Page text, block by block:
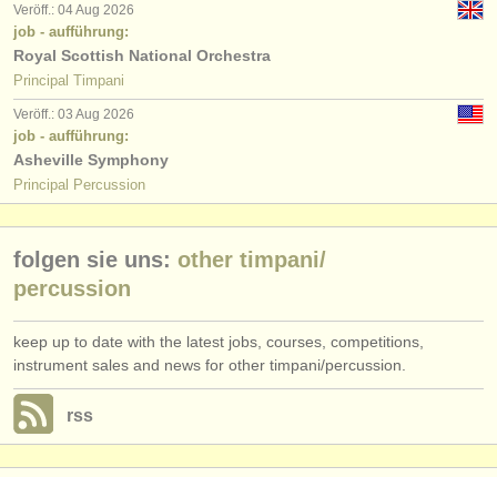
anzeige veröffentlichen
find out about our
ATS faq
einloggen
Veröff.: 04 Aug 2026
job - aufführung:
Royal Scottish National Orchestra
Principal Timpani
Veröff.: 03 Aug 2026
job - aufführung:
Asheville Symphony
Principal Percussion
folgen sie uns: other timpani/
percussion
keep up to date with the latest jobs, courses, competitions,
instrument sales and news for other timpani/percussion.
rss